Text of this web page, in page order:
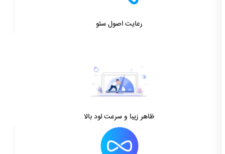
رعایت اصول سئو
ظاهر زیبا و سرعت لود بالا